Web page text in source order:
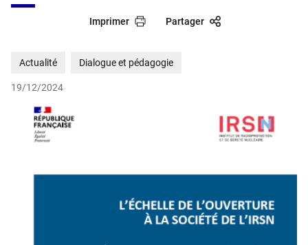
Imprimer Partager
Actualité Dialogue et pédagogie
19/12/2024